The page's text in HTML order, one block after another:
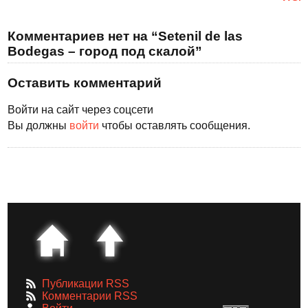
Комментариев нет на “Setenil de las
Bodegas – город под скалой”
Оставить комментарий
Войти на сайт через соцсети
Вы должны войти чтобы оставлять сообщения.
Публикации RSS
Комментарии RSS